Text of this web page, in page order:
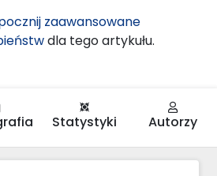
zaawansowane
dla tego artykułu.
Statystyki Autorzy